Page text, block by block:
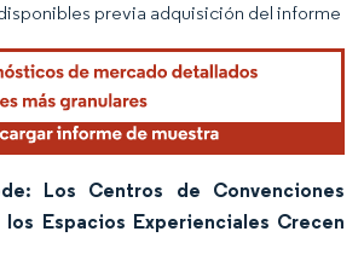
previa adquisición del informe
Los Centros de Convenciones
Espacios Experienciales Crecen